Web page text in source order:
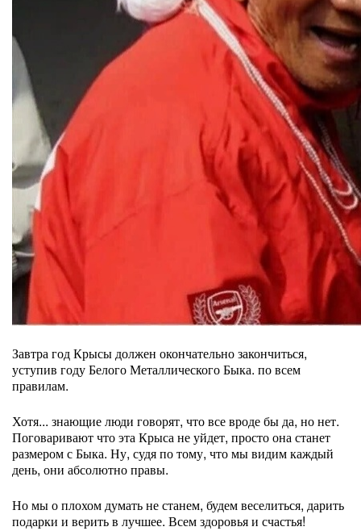
Завтра год Крысы должен окончательно закончиться,
уступив году Белого Металлического Быка. по всем
правилам.
Хотя... знающие люди говорят, что все вроде бы да, но нет.
Поговаривают что эта Крыса не уйдет, просто она станет
размером с Быка. Ну, судя по тому, что мы видим каждый
день, они абсолютно правы.
Но мы о плохом думать не станем, будем веселиться, дарить
подарки и верить в лучшее. Всем здоровья и счастья!